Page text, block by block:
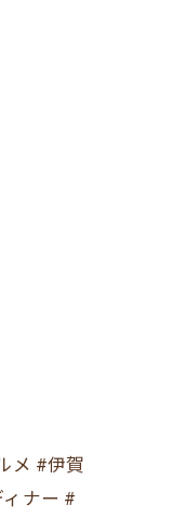
メ #伊賀
ナー #